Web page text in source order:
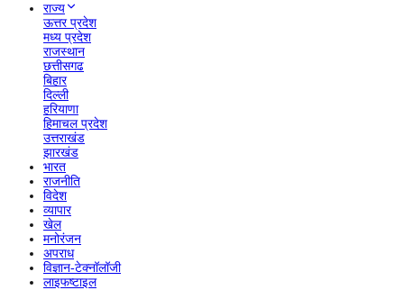
राज्य
ऊत्तर प्रदेश
मध्य प्रदेश
राजस्थान
छत्तीसगढ
बिहार
दिल्ली
हरियाणा
हिमाचल प्रदेश
उत्तराखंड
झारखंड
भारत
राजनीति
विदेश
व्यापार
खेल
मनोरंजन
अपराध
विज्ञान-टेक्नॉलॉजी
लाइफष्टाइल